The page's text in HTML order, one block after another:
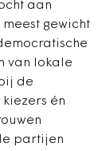
aan
gewicht
van lokale
de
én
partijen